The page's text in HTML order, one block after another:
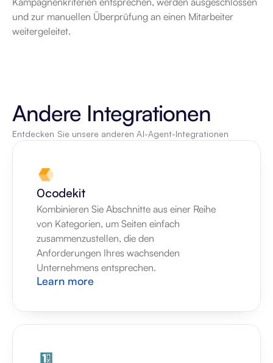
und zur manuellen Überprüfung an einen Mitarbeiter
weitergeleitet.
Andere Integrationen
Entdecken Sie unsere anderen AI-Agent-Integrationen
0codekit
Kombinieren Sie Abschnitte aus einer Reihe
von Kategorien, um Seiten einfach
zusammenzustellen, die den
Anforderungen Ihres wachsenden
Unternehmens entsprechen.
Learn more